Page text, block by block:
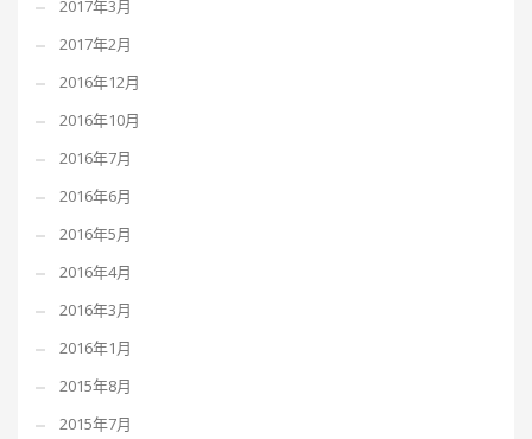
2017年3月
2017年2月
2016年12月
2016年10月
2016年7月
2016年6月
2016年5月
2016年4月
2016年3月
2016年1月
2015年8月
2015年7月